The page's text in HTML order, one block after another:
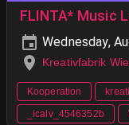
FLINTA* Music
Wednesday,
Kreativfabrik
Kooperation
_icalv_4546352b